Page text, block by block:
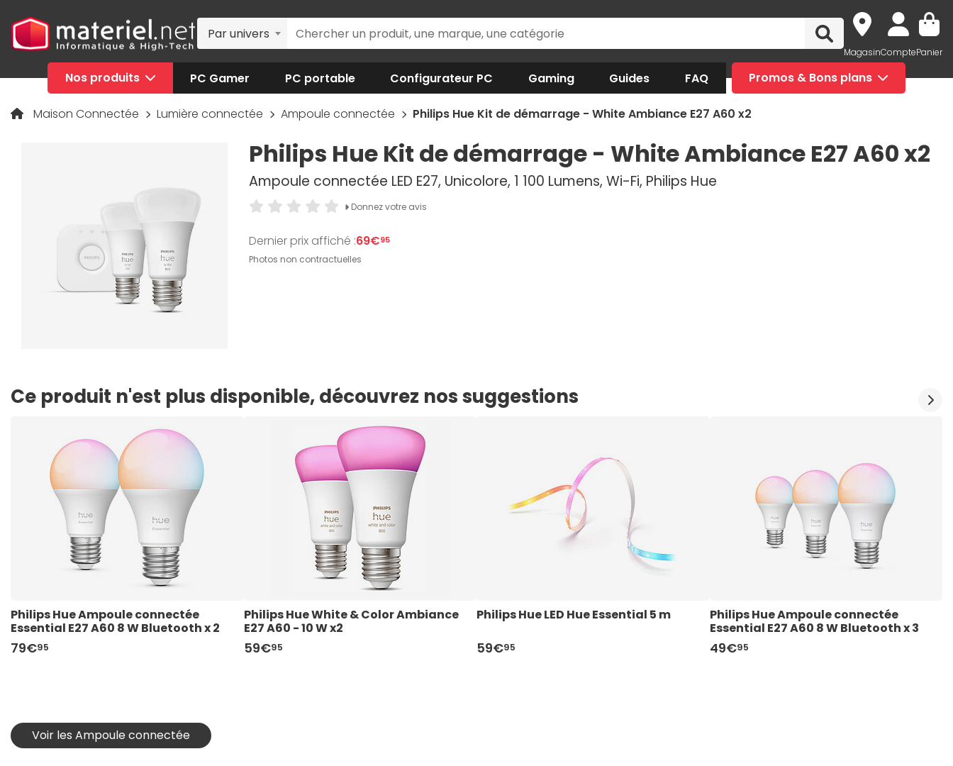
Par univers
MagasinComptePanier
Nos produits PC Gamer PC portable Configurateur PC Gaming Guides FAQ Promos & Bons plans
Maison Connectée Lumière connectée Ampoule connectée Philips Hue Kit de démarrage - White Ambiance E27 A60 x2
Philips Hue Kit de démarrage - White Ambiance E27 A60 x2
Ampoule connectée LED E27, Unicolore, 1 100 Lumens, Wi-Fi, Philips Hue
Donnez votre avis
Dernier prix affiché :69€95
Photos non contractuelles
Ce produit n'est plus disponible, découvrez nos suggestions
Philips Hue Ampoule connectée
Essential E27 A60 8 W Bluetooth x 2
79€95
Philips Hue White & Color Ambiance
E27 A60 - 10 W x2
59€95
Philips Hue LED Hue Essential 5 m
59€95
Philips Hue Ampoule connectée
Essential E27 A60 8 W Bluetooth x 3
49€95
Voir les Ampoule connectée